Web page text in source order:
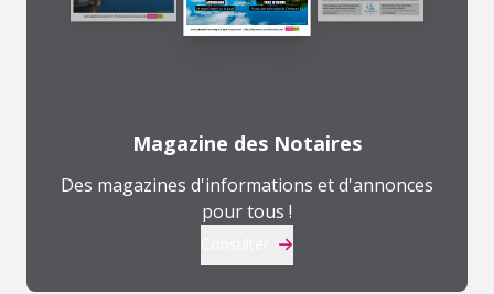
Magazine des Notaires
Des magazines d'informations et d'annonces
pour tous !